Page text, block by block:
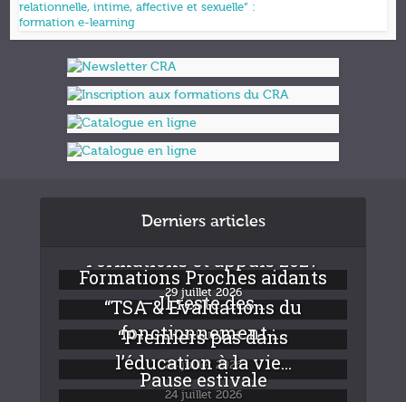
relationnelle, intime, affective et sexuelle” :
formation e-learning
Derniers articles
Formations et appuis 2027
29 juillet 2026
Formations Proches aidants
– Il reste des...
24 juillet 2026
“TSA & Evaluations du
fonctionnement :...
24 juillet 2026
“Premiers pas dans
l’éducation à la vie...
24 juillet 2026
Pause estivale